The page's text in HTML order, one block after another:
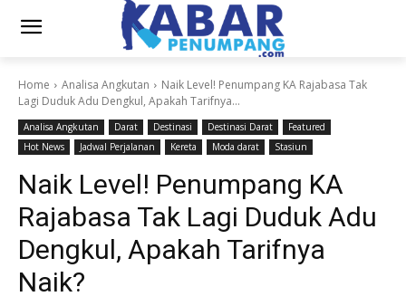
Home Analisa Angkutan
Naik Level! Penumpang KA Rajabasa Tak
Lagi Duduk Adu Dengkul, Apakah Tarifnya...
Analisa Angkutan Darat Destinasi Destinasi Darat
Featured
Hot News
Jadwal Perjalanan Kereta Moda darat Stasiun
Naik Level! Penumpang KA
Rajabasa Tak Lagi Duduk Adu
Dengkul, Apakah Tarifnya
Naik?